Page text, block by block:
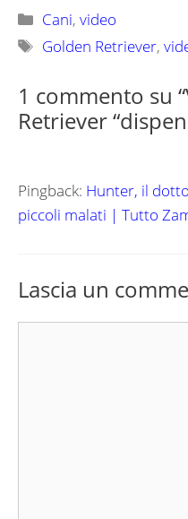
Categorie
Cani,video
Tag
Golden Retriever,
1 commento su
Retriever
Pingback: Hunter, il
piccoli malati | Tutto
Lascia un